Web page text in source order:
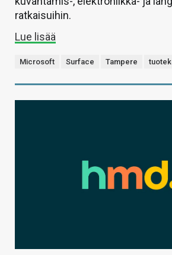
ratkaisuihin.
Lue lisää
Microsoft Surface Tampere